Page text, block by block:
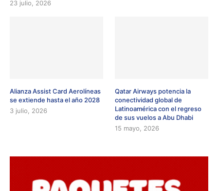
23 julio, 2026
Alianza Assist Card Aerolíneas
se extiende hasta el año 2028
3 julio, 2026
Qatar Airways potencia la
conectividad global de
Latinoamérica con el regreso
de sus vuelos a Abu Dhabi
15 mayo, 2026